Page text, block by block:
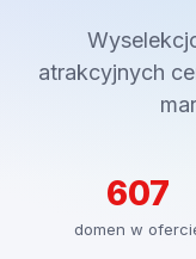
atrakcyjnych
607
domen w